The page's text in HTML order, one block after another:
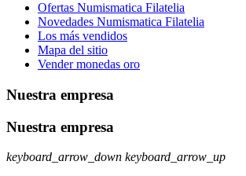
Ofertas Numismatica Filatelia
Novedades Numismatica Filatelia
Los más vendidos
Mapa del sitio
Vender monedas oro
Nuestra empresa
Nuestra empresa
keyboard_arrow_down keyboard_arrow_up